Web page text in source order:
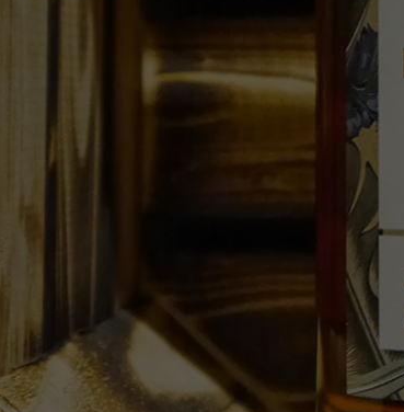
Wir verwenden
von ihnen sind
Erfahrung zu
(z. B. IP-Adressen), z.
und Inhaltsmessung.
finden Sie in unserer
Hier finden Sie eine
Einwilligung zu
anzeigen lassen und
Alle akzeptieren
Nur essenzielle
Essenziell (1)
Essenzielle Cookies
einwandfreie Funktion